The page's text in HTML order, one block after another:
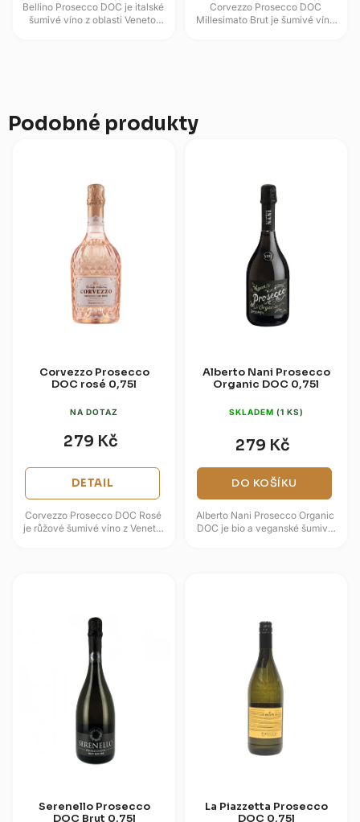
Bellino Prosecco DOC je italské
šumivé víno z oblasti Veneto,
Corvezzo Prosecco DOC
Millesimato Brut je šumivé víno
Podobné produkty
Corvezzo Prosecco
DOC rosé 0,75l
NA DOTAZ
279 Kč
DETAIL
Corvezzo Prosecco DOC Rosé
je růžové šumivé víno z Veneta,
Alberto Nani Prosecco
Organic DOC 0,75l
SKLADEM (1 KS)
279 Kč
DO KOŠÍKU
Alberto Nani Prosecco Organic
DOC je bio a veganské šumivé
Serenello Prosecco
DOC Brut 0,75l
La Piazzetta Prosecco
DOC 0,75l